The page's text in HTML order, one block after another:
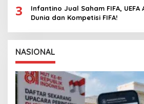
3
Infantino Jual Saham FIFA,
Dunia dan Kompetisi FIFA!
NASIONAL